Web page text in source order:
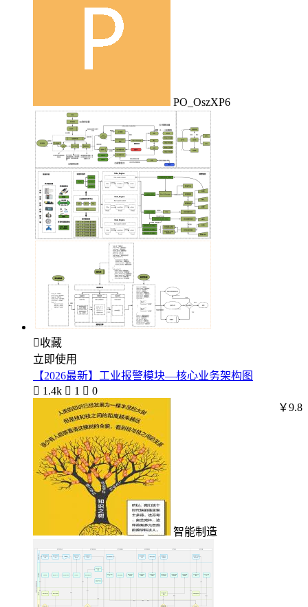
PO_OszXP6
收藏
立即使用
【2026最新】工业报警模块—核心业务架构图
 1.4k  1  0
智能制造
￥9.8